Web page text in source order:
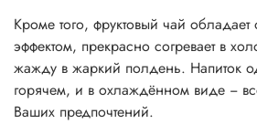
Кроме того, фруктовый чай
эффектом, прекрасно согревает в
жажду в жаркий полдень. Напиток
горячем, и в охлаждённом виде −
Ваших предпочтений.